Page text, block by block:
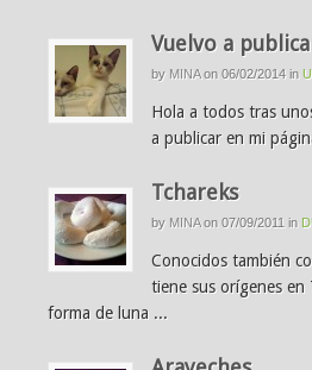
Vuelvo a
by MINA on 06/02/2014 in
Hola a todos tras
a publicar en mi
Tchareks
by MINA on 07/09/2011 in
Conocidos también
tiene sus orígenes en
forma de luna ...